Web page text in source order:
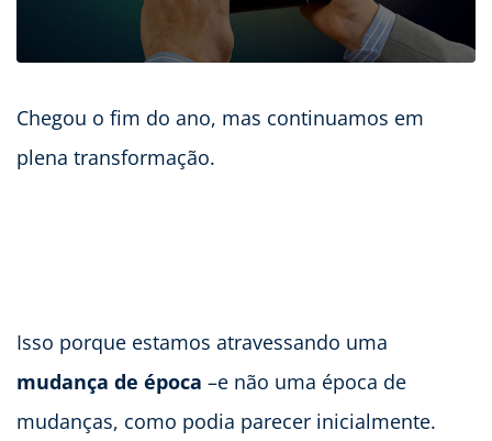
Chegou o fim do ano, mas continuamos em
plena transformação.
Isso porque estamos atravessando uma
mudança de época –e não uma época de
mudanças, como podia parecer inicialmente.